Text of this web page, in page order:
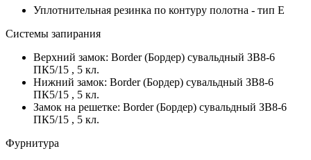
Уплотнительная резинка по контуру полотна - тип Е
Системы запирания
Верхний замок: Border (Бордер) сувальдный ЗВ8-6
ПК5/15 , 5 кл.
Нижний замок: Border (Бордер) сувальдный ЗВ8-6
ПК5/15 , 5 кл.
Замок на решетке: Border (Бордер) сувальдный ЗВ8-6
ПК5/15 , 5 кл.
Фурнитура